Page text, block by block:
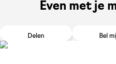
Even met je
Delen Bel